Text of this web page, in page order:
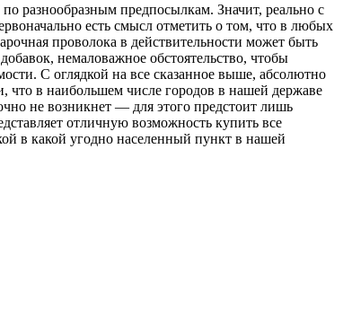
разнообразным предпосылкам. Значит, реально с
есть смысл отметить о том, что в любых
проволока в действительности может быть
немаловажное обстоятельство, чтобы
С оглядкой на все сказанное выше, абсолютно
что в наибольшем числе городов в нашей державе
не возникнет — для этого предстоит лишь
отличную возможность купить все
в какой угодно населенный пункт в нашей